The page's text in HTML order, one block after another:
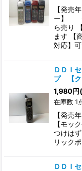
【発
ー】 デ
ら売り
ます 【
対応】
ＤＤＩ
プ 【ク
1,980円
在庫数 1
【発
【モ
つけは
リック
ＤＤＩ